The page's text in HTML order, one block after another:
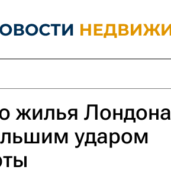
жилья Лондона
ударом